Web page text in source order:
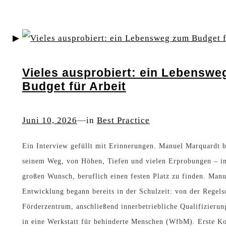
,
a
n
f
i
n
d
c
t
r
s
t
Vieles ausprobiert: ein
Budget für Arbeit
Juni 10, 2026—in Best Practice
Ein Interview gefüllt mit Erinnerungen. Manuel Marquardt
seinem Weg, von Höhen, Tiefen und vielen Erprobungen –
großen Wunsch, beruflich einen festen Platz zu finden.
Entwicklung begann bereits in der Schulzeit: von der
Förderzentrum, anschließend innerbetriebliche
in eine Werkstatt für behinderte Menschen (WfbM). Erste